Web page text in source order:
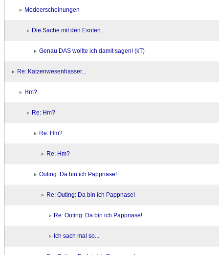
Modeerscheinungen
Die Sache mit den Exoten...
Genau DAS wollte ich damit sagen! (kT)
Re: Katzenwesenhasser...
Hm?
Re: Hm?
Re: Hm?
Re: Hm?
Outing: Da bin ich Pappnase!
Re: Outing: Da bin ich Pappnase!
Re: Outing: Da bin ich Pappnase!
Ich sach mal so...